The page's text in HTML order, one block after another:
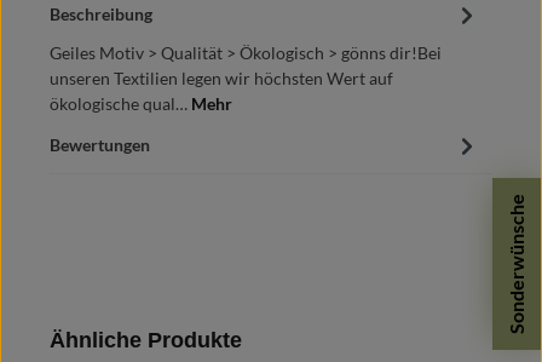
Sonderwünsche
Beschreibung
Geiles Motiv > Qualität > Ökologisch > gönns dir!Bei
unseren Textilien legen wir höchsten Wert auf
ökologische qual… Mehr
Bewertungen
Produktgalerie überspringen
Ähnliche Produkte